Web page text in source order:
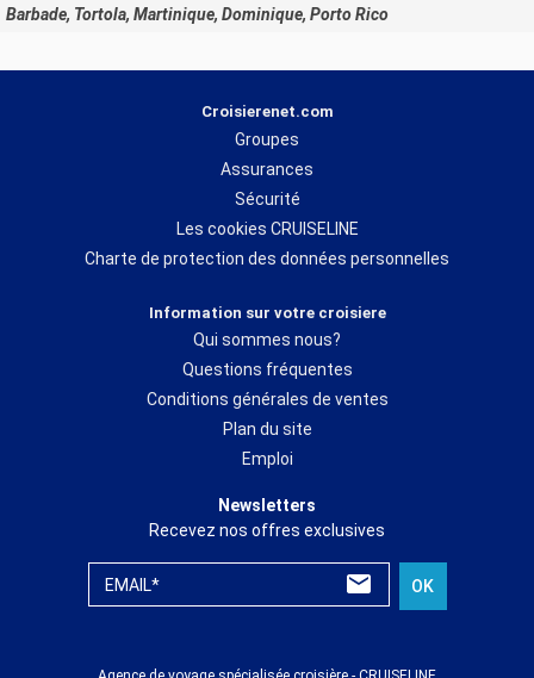
Barbade, Tortola, Martinique, Dominique, Porto Rico
Croisierenet.com
Groupes
Assurances
Sécurité
Les cookies CRUISELINE
Charte de protection des données personnelles
Information sur votre croisiere
Qui sommes nous?
Questions fréquentes
Conditions générales de ventes
Plan du site
Emploi
Newsletters
Recevez nos offres exclusives
EMAIL* OK